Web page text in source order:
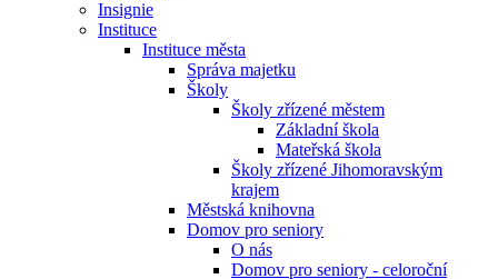
Insignie
Instituce
Instituce města
Správa majetku
Školy
Školy zřízené městem
Základní škola
Mateřská škola
Školy zřízené Jihomoravským
krajem
Městská knihovna
Domov pro seniory
O nás
Domov pro seniory - celoroční